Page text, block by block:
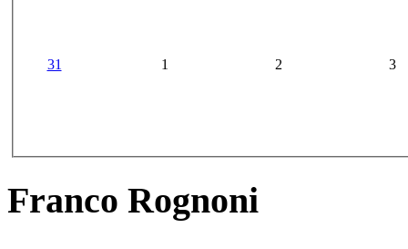
31 1 2 3
Franco Rognoni